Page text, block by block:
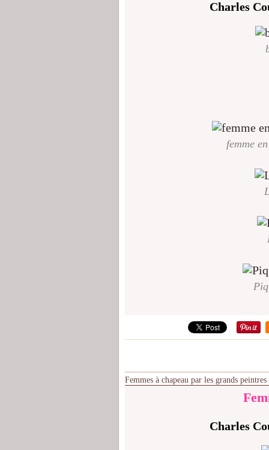
Charles
femme
Femmes à chapeau par les grands
Charles